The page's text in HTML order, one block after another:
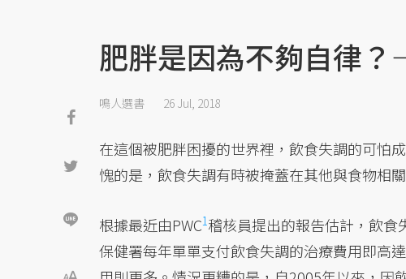
肥胖是因為不夠自律
鳴人選書 26 Jul, 2018
在這個被肥胖困擾的世界裡，飲食失調的可怕
愧的是，飲食失調有時被掩蓋在其他與食物相
根據最近由PWC1稽核員提出的報告估計，飲
保健署每年單單支付飲食失調的治療費用即高